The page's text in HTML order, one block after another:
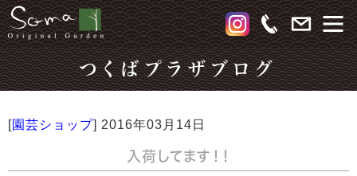
つくばプラザブログ
[園芸ショップ] 2016年03月14日
入荷してます！！